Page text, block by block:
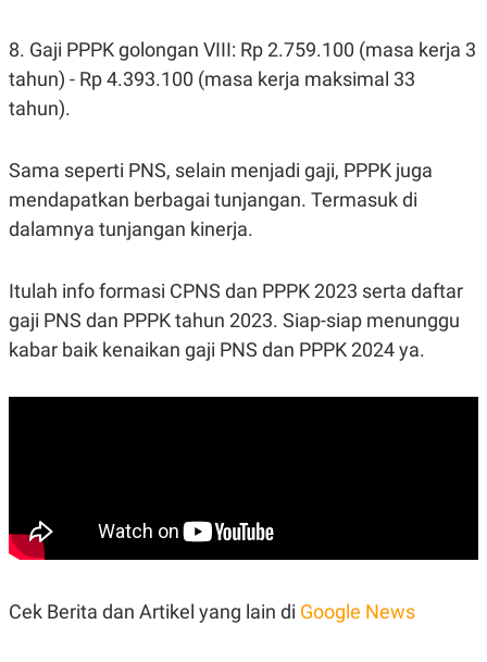
8. Gaji PPPK golongan VIII: Rp 2.759.100 (masa kerja 3
tahun) - Rp 4.393.100 (masa kerja maksimal 33
tahun).
Sama seperti PNS, selain menjadi gaji, PPPK juga
mendapatkan berbagai tunjangan. Termasuk di
dalamnya tunjangan kinerja.
Itulah info formasi CPNS dan PPPK 2023 serta daftar
gaji PNS dan PPPK tahun 2023. Siap-siap menunggu
kabar baik kenaikan gaji PNS dan PPPK 2024 ya.
Cek Berita dan Artikel yang lain di Google News